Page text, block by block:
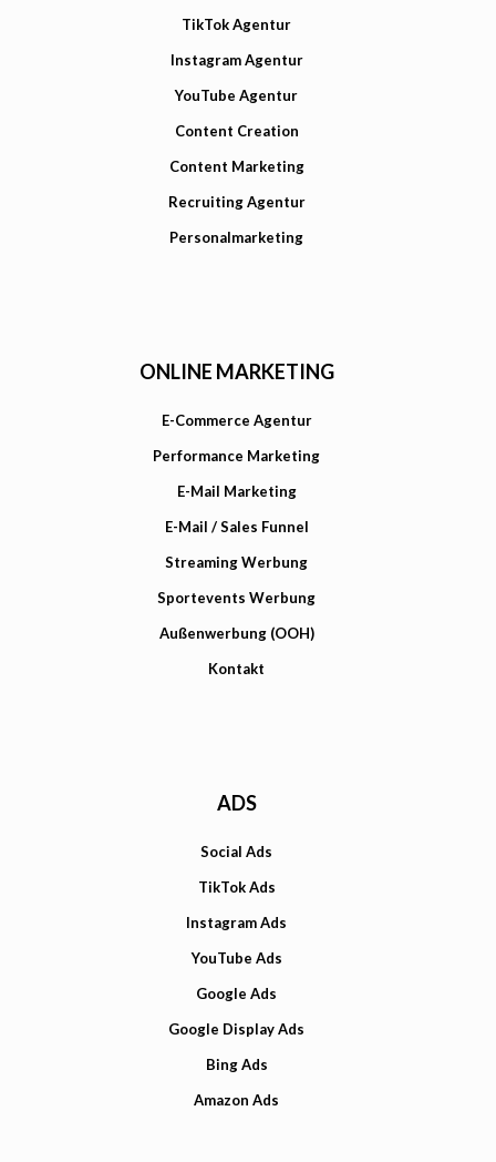
TikTok Agentur
Instagram Agentur
YouTube Agentur
Content Creation
Content Marketing
Recruiting Agentur
Personalmarketing
ONLINE MARKETING
E-Commerce Agentur
Performance Marketing
E-Mail Marketing
E-Mail / Sales Funnel
Streaming Werbung
Sportevents Werbung
Außenwerbung (OOH)
Kontakt
ADS
Social Ads
TikTok Ads
Instagram Ads
YouTube Ads
Google Ads
Google Display Ads
Bing Ads
Amazon Ads